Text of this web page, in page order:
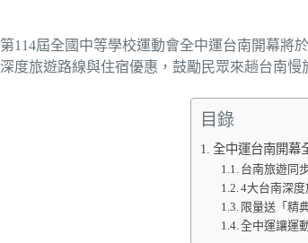
第114屆全國中等學校運動會全中運台南開幕將
深度旅遊路線與住宿優惠，鼓勵民眾來趟台南慢
目錄
全中運台南開幕
台南旅遊同
4大台南深
限量送「精
全中運讓運